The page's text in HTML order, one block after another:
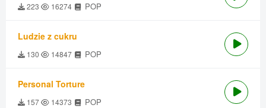
223 16274 POP
Ludzie z cukru
130 14847 POP
Personal Torture
157 14373 POP